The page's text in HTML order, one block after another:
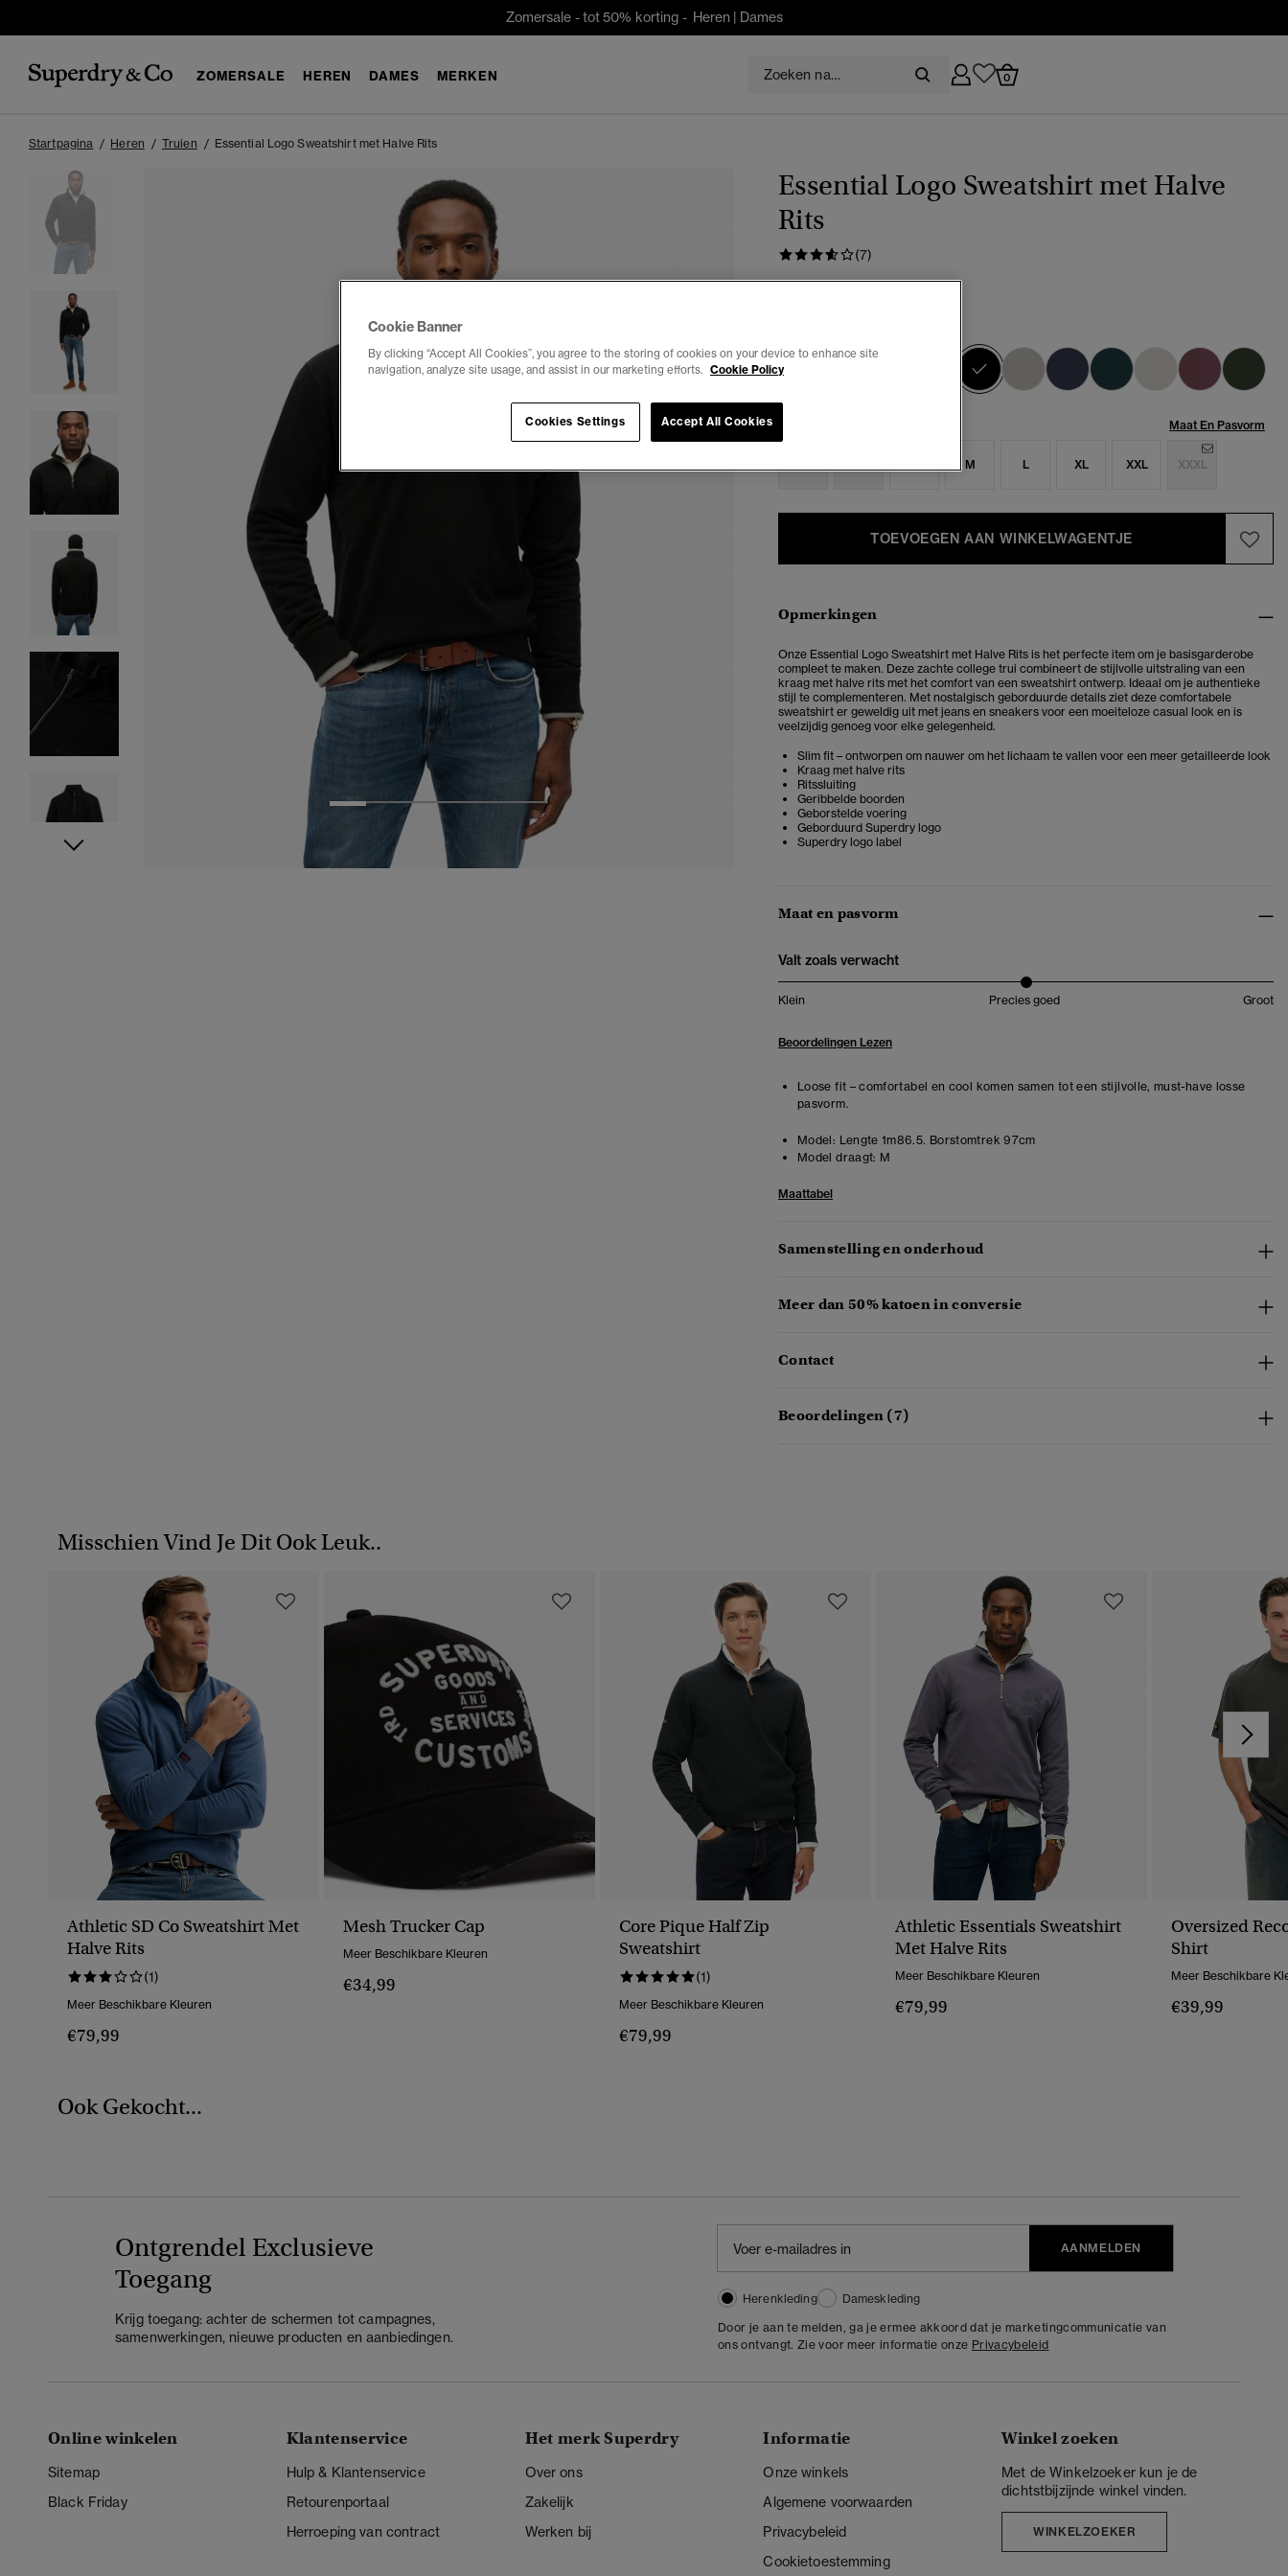
Zomersale - tot 50% korting - Heren | Dames
ZOMERSALE HEREN DAMES MERKEN 0
Startpagina Heren Truien Essential Logo Sweatshirt met Halve Rits
6
Essential Logo Sweatshirt met Halve
Rits
(7)
€74,99
geselecteerd
Maat En Pasvorm
M L XL XXL XXXL
TOEVOEGEN AAN WINKELWAGENTJE
Opmerkingen
Onze Essential Logo Sweatshirt met Halve Rits is het perfecte item om je basisgarderobe
compleet te maken. Deze zachte college trui combineert de stijlvolle uitstraling van een
kraag met halve rits met het comfort van een sweatshirt ontwerp. Ideaal om je authentieke
stijl te complementeren. Met nostalgisch geborduurde details ziet deze comfortabele
sweatshirt er geweldig uit met jeans en sneakers voor een moeiteloze casual look en is
veelzijdig genoeg voor elke gelegenheid.
Slim fit – ontworpen om nauwer om het lichaam te vallen voor een meer getailleerde look
Kraag met halve rits
Ritssluiting
Geribbelde boorden
Geborstelde voering
Geborduurd Superdry logo
Superdry logo label
Maat en pasvorm
Valt zoals verwacht
Klein Precies goed Groot
Beoordelingen Lezen
Loose fit – comfortabel en cool komen samen tot een stijlvolle, must-have losse
pasvorm.
Model: Lengte 1m86.5. Borstomtrek 97cm
Model draagt: M
Maattabel
Samenstelling en onderhoud
Meer dan 50% katoen in conversie
Contact
Beoordelingen (7)
Misschien Vind Je Dit Ook Leuk..
Athletic SD Co Sweatshirt Met
Halve Rits
(1)
Meer Beschikbare Kleuren
€79,99
Mesh Trucker Cap
Meer Beschikbare Kleuren
€34,99
Core Pique Half Zip
Sweatshirt
(1)
Meer Beschikbare Kleuren
€79,99
Athletic Essentials Sweatshirt
Met Halve Rits
Meer Beschikbare Kleuren
€79,99
Oversized
Shirt
Meer Beschikbare
€39,99
Ook Gekocht...
Ontgrendel Exclusieve
Toegang
Krijg toegang: achter de schermen tot campagnes,
samenwerkingen, nieuwe producten en aanbiedingen.
AANMELDEN
Herenkleding
Dameskleding
Door je aan te melden, ga je ermee akkoord dat je marketingcommunicatie van
ons ontvangt. Zie voor meer informatie onze Privacybeleid
Online winkelen
Sitemap
Black Friday
Klantenservice
Hulp & Klantenservice
Retourenportaal
Herroeping van contract
Het merk Superdry
Over ons
Zakelijk
Werken bij
Informatie
Onze winkels
Algemene voorwaarden
Privacybeleid
Cookietoestemming
Winkel zoeken
Met de Winkelzoeker kun je de
dichtstbijzijnde winkel vinden.
WINKELZOEKER
Cookie Banner
By clicking “Accept All Cookies”, you agree to the storing of cookies on your device to enhance site
navigation, analyze site usage, and assist in our marketing efforts. Cookie Policy
Cookies Settings Accept All Cookies